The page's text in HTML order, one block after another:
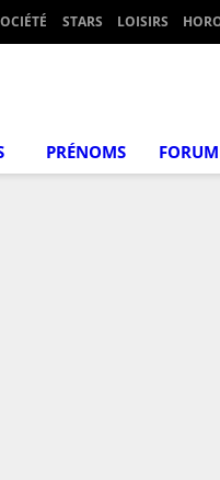
STARS LOISIRS
PRÉNOMS